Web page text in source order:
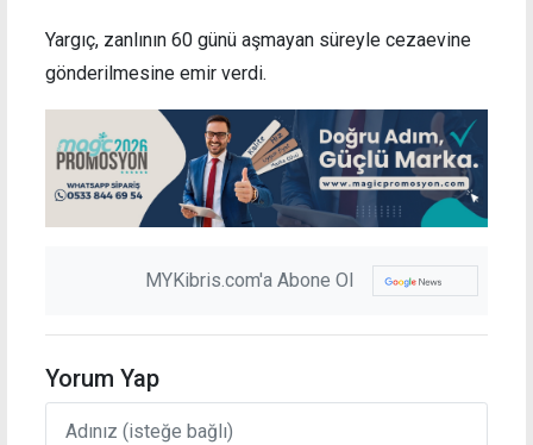
Yargıç, zanlının 60 günü aşmayan süreyle cezaevine
gönderilmesine emir verdi.
MYKibris.com'a Abone Ol
Yorum Yap